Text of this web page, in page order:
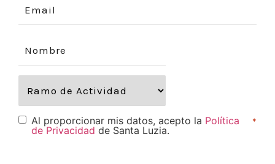
Al proporcionar mis datos, acepto la Política
de Privacidad de Santa Luzia.
*